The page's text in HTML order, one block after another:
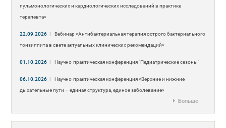
пульмонологических и кардиологических исследований в практике
терапевта»
22.09.2026 |
Вебинар «Антибактериальная терапия острого бактериального
тонзиллита в свете актуальных клинических рекомендаций»
01.10.2026 | Научно-практическая конференция "Педиатрические сезоны"
06.10.2026 |
Научно-практическая конференция «Верхние и нижние
дыхательные пути – единая структура, единое заболевание»
Больше